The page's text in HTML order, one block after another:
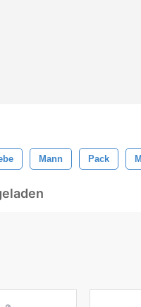
Mann Pack